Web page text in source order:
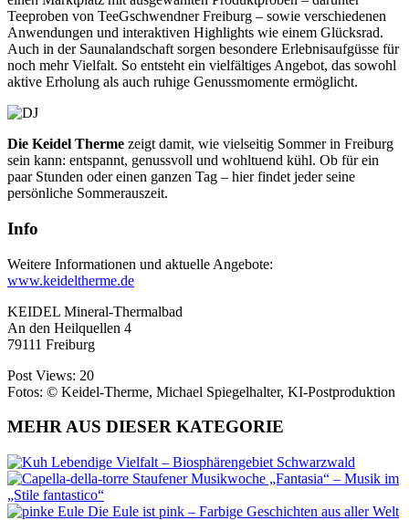
Teeproben von ­Tee­Gschwendner Freiburg – sowie verschiedenen
Anwendungen und interaktiven Highlights wie einem Glücksrad.
Auch in der Saunalandschaft sorgen besondere Erlebnisaufgüsse für
noch mehr Vielfalt. So entsteht ein vielfältiges Angebot, das sowohl
aktive Erholung als auch ruhige Genussmomente ermöglicht.
Die Keidel Therme zeigt damit, wie vielseitig Sommer in Freiburg
sein kann: entspannt, genussvoll und wohltuend kühl. Ob für ein
paar Stunden oder einen ganzen Tag – hier findet jeder seine
persönliche Sommerauszeit.
Info
Weitere Informationen und aktuelle Angebote:
www.keideltherme.de
KEIDEL Mineral-Thermalbad
An den Heilquellen 4
79111 Freiburg
Post Views: 20
Fotos: © Keidel-Therme, Michael Spiegelhalter, KI-Postproduktion
MEHR AUS DIESER KATEGORIE
Lebendige Vielfalt – Biosphärengebiet Schwarzwald
Staufener Musikwoche „Fantasia“ – Musik im
„Stile fantastico“
Die Eule ist pink – Farbige Geschichten aus aller Welt